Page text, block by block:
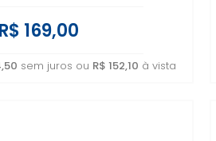
R$ 169,00
sem juros ou R$ 152,10 à vista